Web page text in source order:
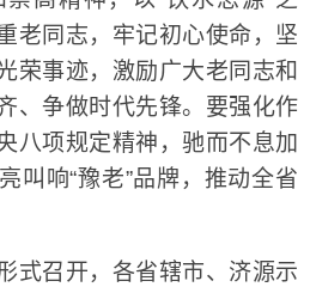
老同志，牢记初心使命，坚
荣事迹，激励广大老同志和
、争做时代先锋。要强化作
八项规定精神，驰而不息加
叫响“豫老”品牌，推动全省
召开，各省辖市、济源示